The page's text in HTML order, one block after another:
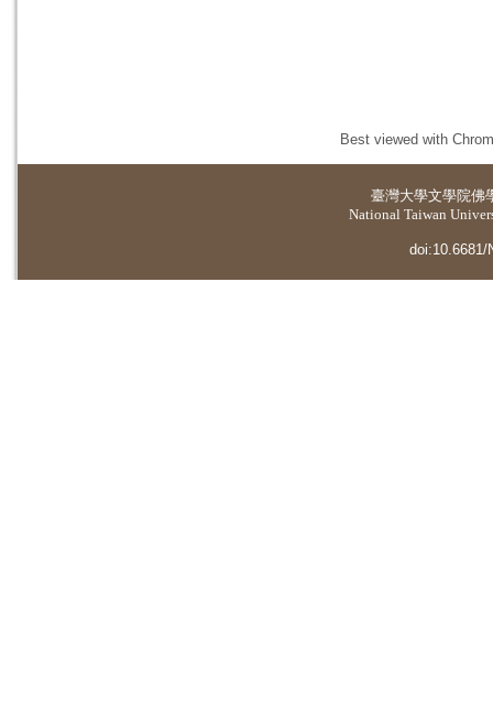
Best viewed with
臺灣大學文學院佛
National Taiwan
doi:10.6681/